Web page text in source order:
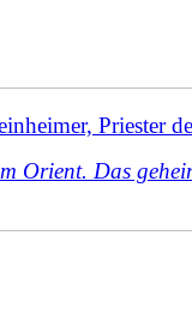
Priester
Orient. Das